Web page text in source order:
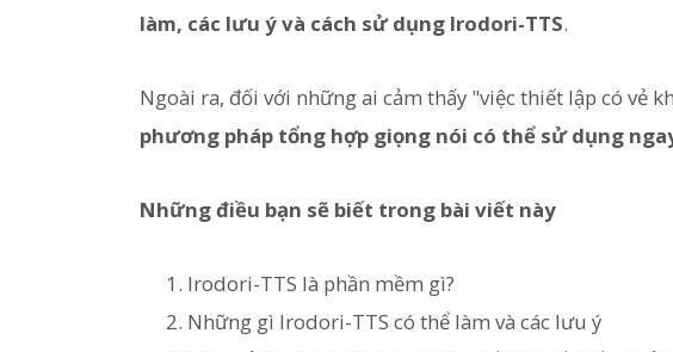
làm, các lưu ý và cách sử dụng Irodori-TTS.
Ngoài ra, đối với những ai cảm thấy "việc thiết lập có vẻ
phương pháp tổng hợp giọng nói có thể sử dụng
Những điều bạn sẽ biết trong bài viết này
Irodori-TTS là phần mềm gì?
Những gì Irodori-TTS có thể làm và các lưu ý